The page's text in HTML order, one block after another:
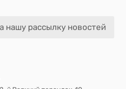
нашу рассылку новостей